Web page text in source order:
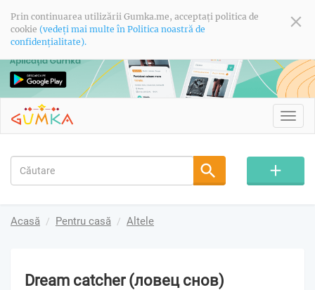
Prin continuarea utilizării Gumka.me, acceptați politica de
cookie (vedeți mai multe în Politica noastră de
confidențialitate).
Acasă Pentru casă Altele
Dream catcher (ловец снов)